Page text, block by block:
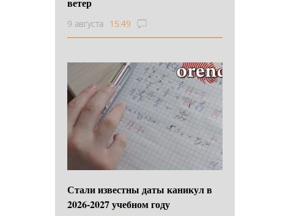
9 августа 15:49
Стали известны даты каникул в
2026-2027 учебном году